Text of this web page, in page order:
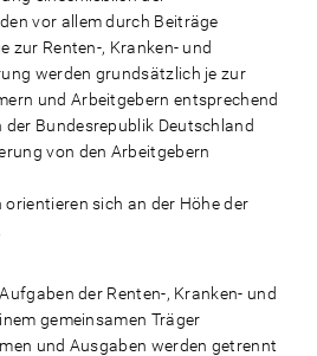
vor allem durch Beiträge
zur Renten-, Kranken- und
werden grundsätzlich je zur
und Arbeitgebern entsprechend
Bundesrepublik Deutschland
von den Arbeitgebern
sich an der Höhe der
der Renten-, Kranken- und
gemeinsamen Träger
und Ausgaben werden getrennt